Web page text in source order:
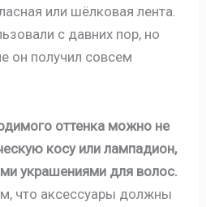
или шёлковая лента.
с давних пор, но
он получил совсем
оттенка можно не
косу или лампадион,
украшениями для волос.
что аксессуары должны